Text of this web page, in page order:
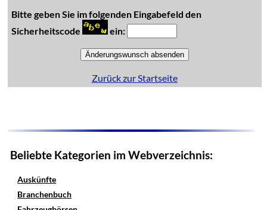
Bitte geben Sie im folgenden Eingabefeld den
Sicherheitscode
ein:
Zurück zur Startseite
Beliebte Kategorien im Webverzeichnis:
Auskünfte
Branchenbuch